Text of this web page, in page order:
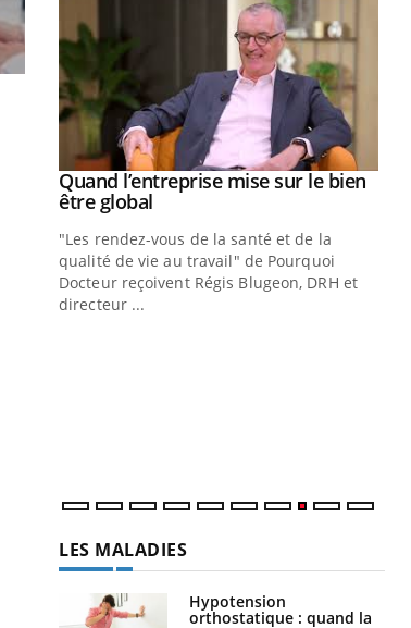
Chikungunya, dengue, West Nile :
que se passe-t-il dans le sud de la
France ?
Youtube
Quand l’entreprise mise sur le bien
être globalYoutube
"Les rendez-vous de la santé et de la
qualité de vie au travail" de Pourquoi
Docteur reçoivent Régis Blugeon, DRH et
directeur ...
LES MALADIES
Hypotension
orthostatique : quand la